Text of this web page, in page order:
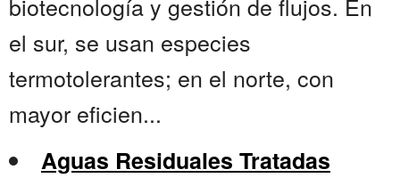
el sur, se usan especies
termotolerantes; en el norte, con
mayor eficien...
Aguas Residuales Tratadas